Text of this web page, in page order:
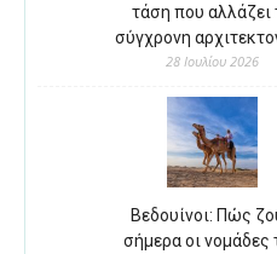
τάση που αλλάζει
σύγχρονη
28 Ιουλίου 2026
Βεδουίνοι: Πώς
σήμερα οι νομάδες